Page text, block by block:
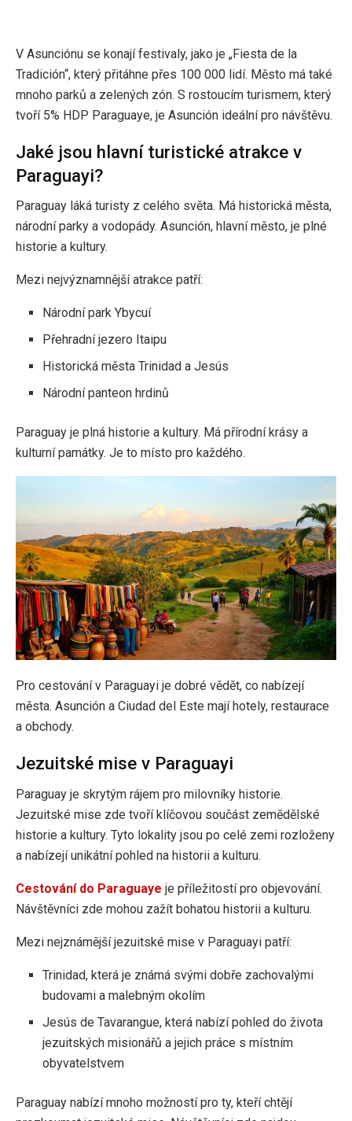
V Asunciónu se konají festivaly, jako je „Fiesta de la
Tradición“, který přitáhne přes 100 000 lidí. Město má také
mnoho parků a zelených zón. S rostoucím turismem, který
tvoří 5% HDP Paraguaye, je Asunción ideální pro návštěvu.
Jaké jsou hlavní turistické atrakce v
Paraguayi?
Paraguay láká turisty z celého světa. Má historická města,
národní parky a vodopády. Asunción, hlavní město, je plné
historie a kultury.
Mezi nejvýznamnější atrakce patří:
Národní park Ybycuí
Přehradní jezero Itaipu
Historická města Trinidad a Jesús
Národní panteon hrdinů
Paraguay je plná historie a kultury. Má přírodní krásy a
kulturní památky. Je to místo pro každého.
Pro cestování v Paraguayi je dobré vědět, co nabízejí
města. Asunción a Ciudad del Este mají hotely, restaurace
a obchody.
Jezuitské mise v Paraguayi
Paraguay je skrytým rájem pro milovníky historie.
Jezuitské mise zde tvoří klíčovou součást zemědělské
historie a kultury. Tyto lokality jsou po celé zemi rozloženy
a nabízejí unikátní pohled na historii a kulturu.
Cestování do Paraguaye je příležitostí pro objevování.
Návštěvníci zde mohou zažít bohatou historii a kulturu.
Mezi nejznámější jezuitské mise v Paraguayi patří:
Trinidad, která je známá svými dobře zachovalými
budovami a malebným okolím
Jesús de Tavarangue, která nabízí pohled do života
jezuitských misionářů a jejich práce s místním
obyvatelstvem
Paraguay nabízí mnoho možností pro ty, kteří chtějí